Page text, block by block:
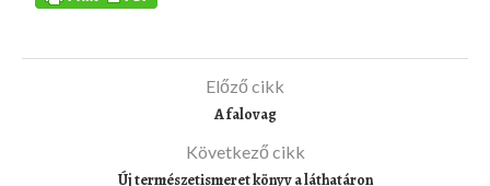
Előző cikk
A falovag
Következő cikk
Új természetismeret könyv a láthatáron